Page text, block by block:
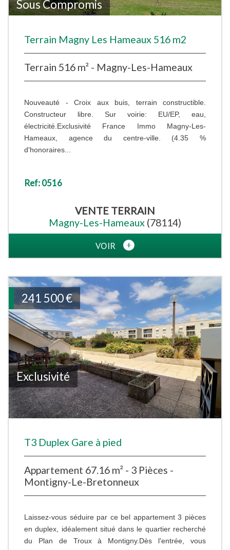
Sous Compromis
Terrain Magny Les Hameaux 516 m2
Terrain 516 m² - Magny-Les-Hameaux
Nouveauté - Croix aux buis, terrain constructible.
Constructeur libre. Sur voirie: EU/EP, eau,
électricité.Exclusivité France Immo Magny-Les-
Hameaux, agence du centre-ville. (4.35 %
d'honoraires...
Ref: 0516
VENTE TERRAIN
Magny-Les-Hameaux (78114)
VOIR
Exclusivité
241 500€
T3 Duplex Gare à pied
Appartement 67.16 m² - 3 Pièces -
Montigny-Le-Bretonneux
Laissez-vous séduire par ce bel appartement 3 pièces
en duplex, idéalement situé dans le quartier recherché
du Plan de Troux à Montigny.Dès l'entrée, vous